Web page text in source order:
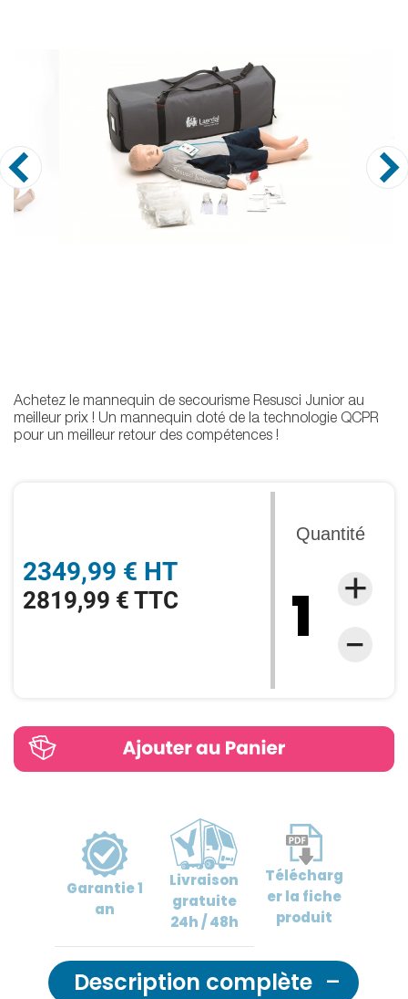
2349,99 € HT
2819,99 € TTC
Quantité
Achetez le mannequin de secourisme Resusci Junior au
meilleur prix ! Un mannequin doté de la technologie QCPR
pour un meilleur retour des compétences !
Garantie1
an
Livraison
gratuite
24h / 48h
Télécharg
erla fiche
produit
Description complète